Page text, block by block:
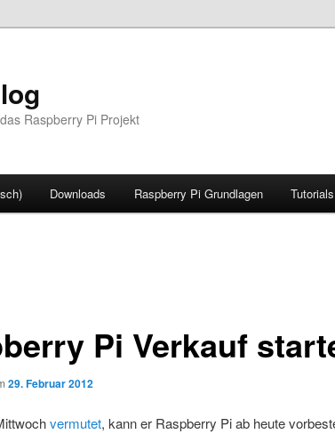
Raspberry Pi Projekt
Downloads Raspberry Pi Grundlagen Tutorials
Pi Verkauf
29. Februar 2012
vermutet, kann er Raspberry Pi ab heute